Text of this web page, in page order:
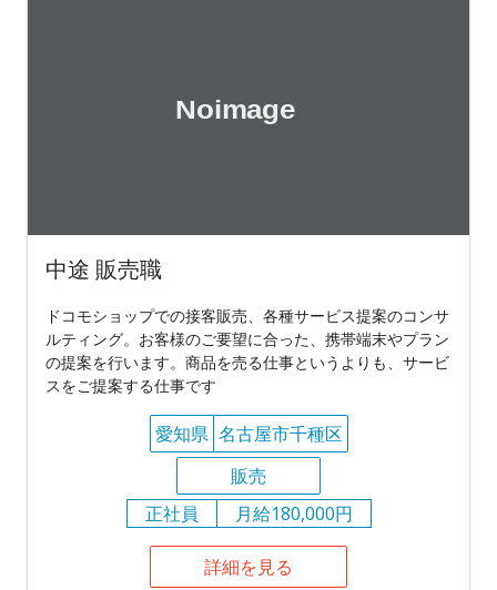
中途 販売職
ドコモショップでの接客販売、各種サービス提案のコンサ
ルティング。お客様のご要望に合った、携帯端末やプラン
の提案を行います。商品を売る仕事というよりも、サービ
スをご提案する仕事です
愛知県 名古屋市千種区
販売
正社員
月給180,000円
詳細を見る